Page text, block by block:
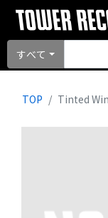
すべて
TOP Tinted